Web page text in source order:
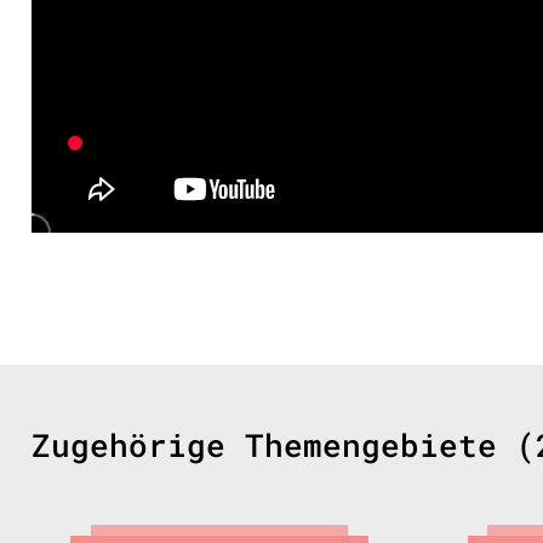
Zugehörige Themengebiete